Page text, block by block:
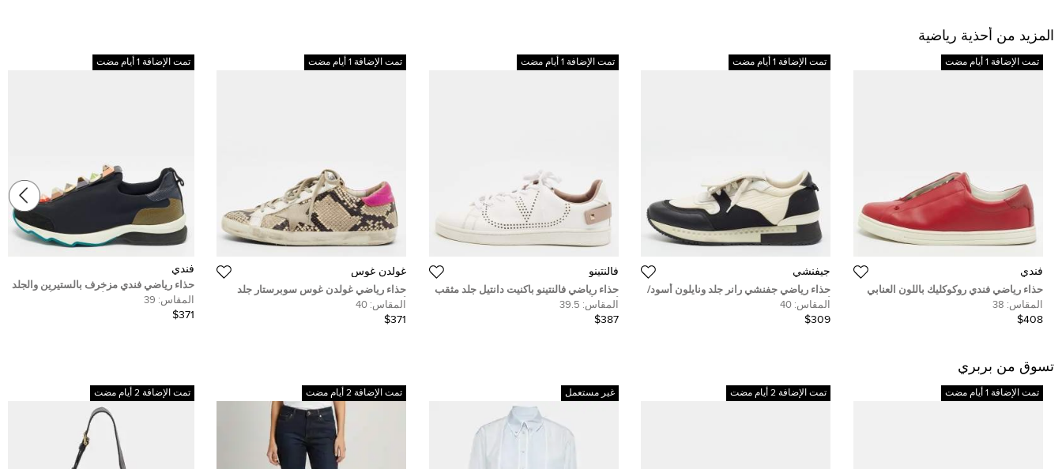
المزيد من أحذية رياضية
تمت الإضافة 1 أيام مضت
فندي
حذاء رياضي فندي روكوكليك باللون العنابي
من الجلد مقاس 38
المقاس: 38
$408
تمت الإضافة 1 أيام مضت
جيفنشي
حذاء رياضي جفنشي رانر جلد ونايلون أسود/
أبيض مموج برباط مقاس 40
المقاس: 40
$309
تمت الإضافة 1 أيام مضت
فالنتينو
حذاء رياضي فالنتينو باكنيت دانتيل جلد مثقب
أبيض/أرجواني مقاس 39.5
المقاس: 39.5
$387
تمت الإضافة 1 أيام مضت
غولدن غوس
حذاء رياضي غولدن غوس سوبرستار جلد
أسود عنق منخفض مقاس 37
المقاس: 40
$371
تمت الإضافة 1 أيام مضت
فندي
حذاء رياضي فندي مزخرف بالستيرين والجلد
بنقش سحلية بثلاثية الألوان سليب أون
مقاس 39
المقاس: 39
$371
تسوق من بربري
تمت الإضافة 1 أيام مضت تمت الإضافة 2 أيام مضت غير مستعمل تمت الإضافة 2 أيام مضت تمت الإضافة 2 أيام مضت